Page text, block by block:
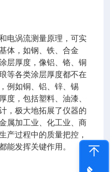
电涡流测量原理，可实
体，如钢、铁、合金
层厚度，像铝、铬、铜
等各类涂层厚度都不在
例如铜、铝、锌、锡
度，包括塑料、油漆、
，极大地拓展了仪器的
属加工业、化工业、商
产过程中的质量把控，
能发挥关键作用。